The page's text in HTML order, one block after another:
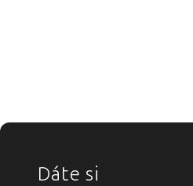
ZÁPATÍ
Dáte si